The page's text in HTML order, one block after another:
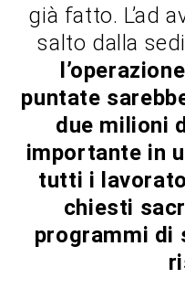
già fatto. L’ad
salto dalla
puntate
due milioni
importante in
tutti i
chiesti
programmi di